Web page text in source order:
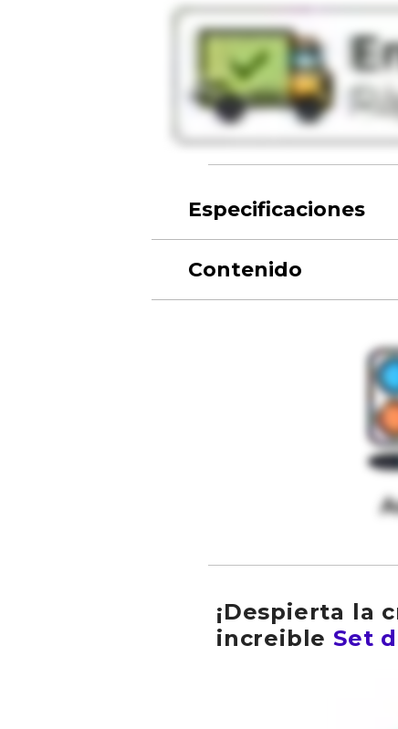
Especificaciones
Contenido
¡Despierta la
increibleSet